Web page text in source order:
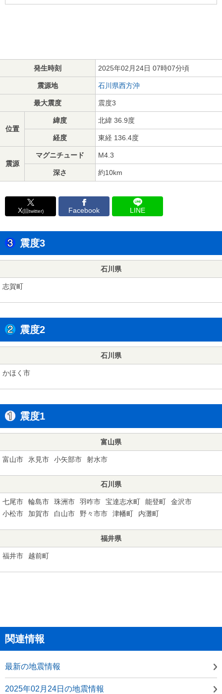
発生時刻 2025年02月24日 07時07分頃
震源地 石川県西方沖
最大震度 震度3
位置
緯度 北緯 36.9度
経度 東経 136.4度
震源
マグニチュード M4.3
深さ 約10km
X(旧twitter) Facebook LINE
震度3
石川県
志賀町
震度2
石川県
かほく市
震度1
富山県
富山市 氷見市 小矢部市 射水市
石川県
七尾市 輪島市 珠洲市 羽咋市 宝達志水町 能登町
金沢市
小松市
加賀市 白山市 野々市市 津幡町 内灘町
福井県
福井市 越前町
関連情報
最新の地震情報
2025年02月24日の地震情報